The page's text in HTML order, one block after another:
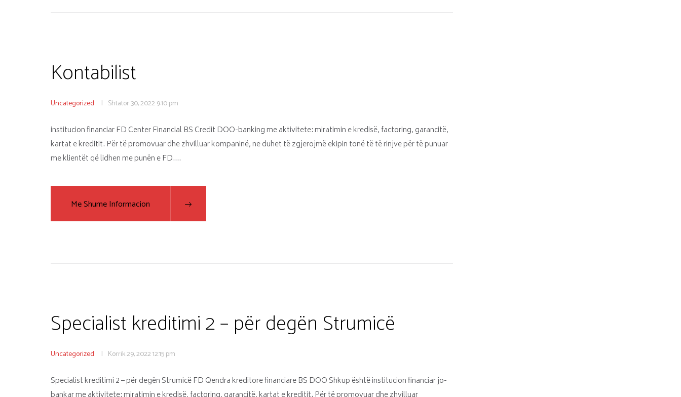
Kontabilist
Uncategorized Shtator 30, 2022 9:10 pm
institucion financiar FD Center Financial BS Credit DOO-banking me aktivitete: miratimin e kredisë, factoring, garancitë,
kartat e kreditit. Për të promovuar dhe zhvilluar kompaninë, ne duhet të zgjerojmë ekipin tonë të të rinjve për të punuar
me klientët që lidhen me punën e FD.…
Me Shume Informacion
Specialist kreditimi 2 – për degën Strumicë
Uncategorized Korrik 29, 202212:15 pm
Specialist kreditimi 2 – për degën Strumicë FD Qendra kreditore financiare BS DOO Shkup është institucion financiar jo-